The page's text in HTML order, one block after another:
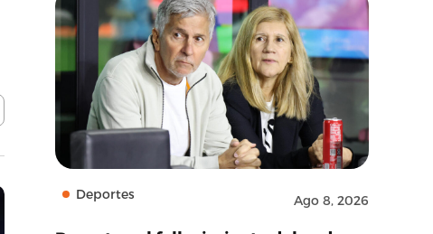
Deportes Ago 8, 2026